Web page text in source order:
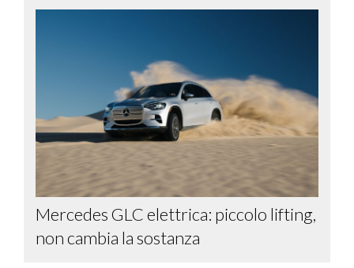
Mercedes GLC elettrica: piccolo lifting,
non cambia la sostanza